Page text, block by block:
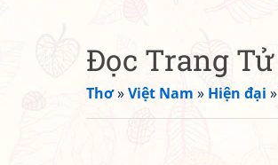
Đọc Trang Tử
Thơ»Việt Nam » Hiện đại »